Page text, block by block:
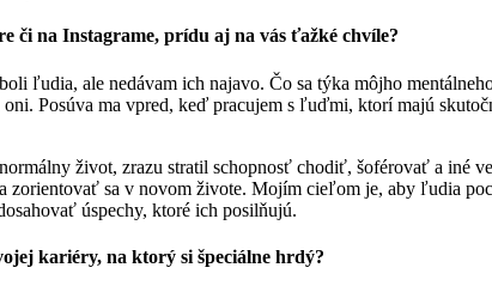
či na Instagrame, prídu aj na vás ťažké chvíle?
ľudia, ale nedávam ich najavo. Čo sa týka môjho
Posúva ma vpred, keď pracujem s ľuďmi, ktorí majú
život, zrazu stratil schopnosť chodiť, šoférovať a iné
sa v novom živote. Mojím cieľom je, aby ľudia
úspechy, ktoré ich posilňujú.
kariéry, na ktorý si špeciálne hrdý?